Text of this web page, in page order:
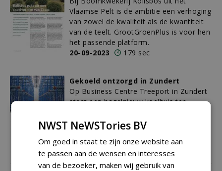
Vlaamse Pelt is de ambitie een verhoging
van zowel de kwaliteit als de kwantiteit
van de teelt. GrootGroenPlus is voor hen
het passende platform.
20-09-2023
179 sec
Gekoeld ontzorgd in Zundert
Op Business Centre Treeport in Zundert
staat een hagelnieuw koelhuis ten
Het gebouw is uitgerust met 26.000
zonnepanelen die de energiekosten van
de cold store zullen drukken.
19-09-2023
230 sec
NWST NeWSTories BV
Om goed in staat te zijn onze website aan
te passen aan de wensen en interesses
van de bezoeker, maken wij gebruik van